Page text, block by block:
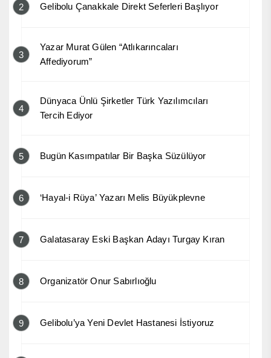
2 Gelibolu Çanakkale Direkt Seferleri Başlıyor
3
Yazar Murat Gülen “Atlıkarıncaları
Affediyorum”
4
Dünyaca Ünlü Şirketler Türk Yazılımcıları
Tercih Ediyor
5 Bugün Kasımpatılar Bir Başka Süzülüyor
6 ‘Hayal-i Rüya’ Yazarı Melis Büyükplevne
7 Galatasaray Eski Başkan Adayı Turgay Kıran
8 Organizatör Onur Sabırlıoğlu
9 Gelibolu’ya Yeni Devlet Hastanesi İstiyoruz